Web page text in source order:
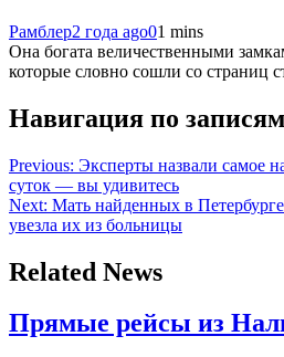
Рамблер2 года ago01 mins
Она богата величественными
которые словно сошли со страниц
Навигация по записям
Previous: Эксперты назвали самое
суток — вы удивитесь
Next: Мать найденных в
увезла их из больницы
Related News
Прямые рейсы из